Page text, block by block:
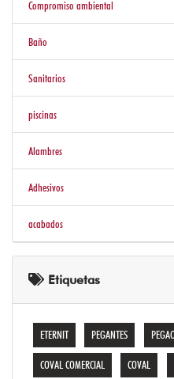
Compromiso ambiental
Baño
Sanitarios
piscinas
Alambres
Adhesivos
acabados
Etiquetas
ETERNIT PEGANTES
COVAL COMERCIAL COVAL